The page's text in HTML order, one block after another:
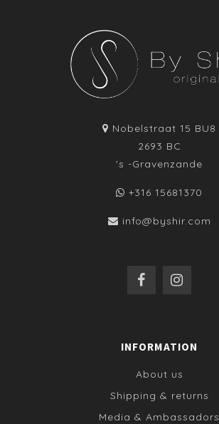
Nobelstraat 15 BU8
2693 BC
's -Gravenzande
+316 15681370
info@byshir.com
INFORMATION
About us
Shipping & returns
Media & Ambassadors